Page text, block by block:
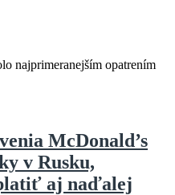
najprimeranejším opatrením
McDonald’s
v Rusku,
aj naďalej